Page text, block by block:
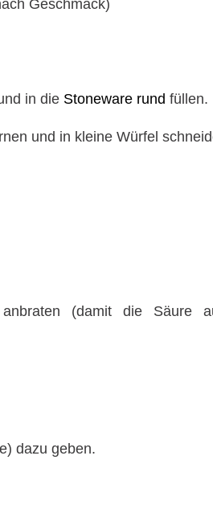
in die Stoneware rund füllen.
und in kleine Würfel
(damit die Säure
dazu geben.